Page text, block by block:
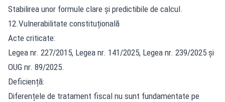
Stabilirea unor formule clare și predictibile de calcul.
12.Vulnerabilitate constituțională
Acte criticate:
Legea nr. 227/2015, Legea nr. 141/2025, Legea nr. 239/2025 și
OUG nr. 89/2025.
Deficiență:
Diferențele de tratament fiscal nu sunt fundamentate pe